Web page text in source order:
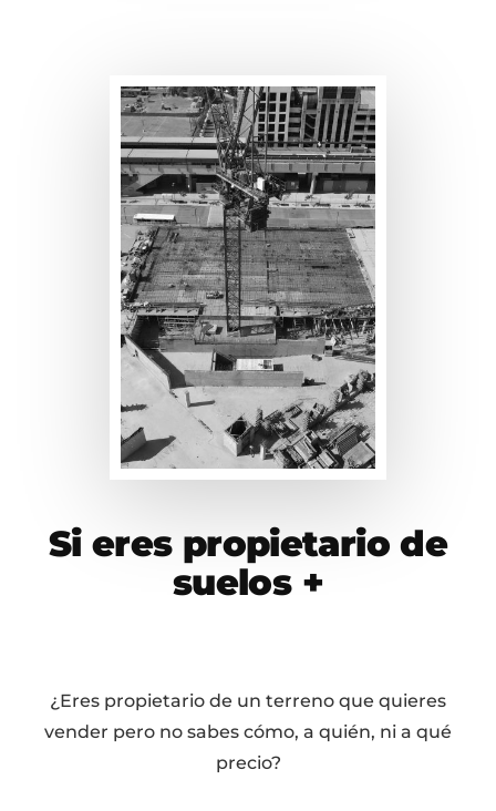
Si eres propietario de
suelos +
¿Eres propietario de un terreno que quieres
vender pero no sabes cómo, a quién, ni a qué
precio?